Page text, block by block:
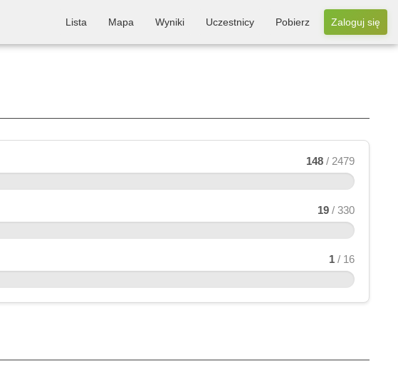
Lista Mapa Wyniki Uczestnicy Pobierz Zaloguj się
148 / 2479
19 / 330
1 / 16